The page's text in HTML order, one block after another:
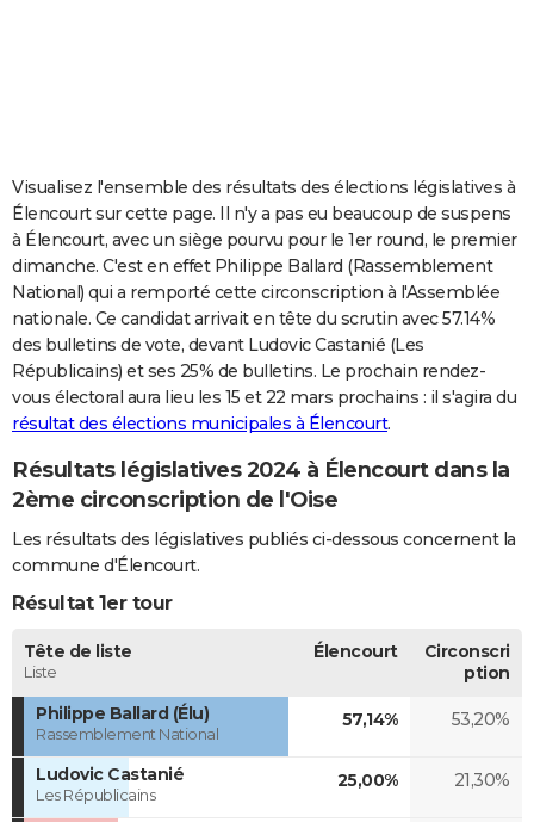
Carte de Noël
Carte Bonne année
Carte Saint-Valentin
Carte Pâques
Carte d'anniversaire
DICTIONNAIRE
Dictionnaire
Biographies
Citations
Expressions
Proverbes
PROGRAMME TV
COPAINS D'AVANT
S'inscrire
Se connecter
Lycées
Collèges
Primaires
Universités
Entreprises
Service militaire
Avis de recherche
AVIS DE DÉCÈS
FORUM
Bricolage
Lifestyle
Culture
Sport
Auto
Television
Voyage
Cinema
Visualisez l'ensemble des résultats des élections législatives à
Élencourt sur cette page. Il n'y a pas eu beaucoup de suspens
à Élencourt, avec un siège pourvu pour le 1er round, le premier
dimanche. C'est en effet Philippe Ballard (Rassemblement
National) qui a remporté cette circonscription à l'Assemblée
nationale. Ce candidat arrivait en tête du scrutin avec 57.14%
des bulletins de vote, devant Ludovic Castanié (Les
Républicains) et ses 25% de bulletins. Le prochain rendez-
vous électoral aura lieu les 15 et 22 mars prochains : il s'agira du
résultat des élections municipales à Élencourt.
Résultats législatives 2024 à Élencourt dans la
2ème circonscription de l'Oise
Les résultats des législatives publiés ci-dessous concernent la
commune d'Élencourt.
Résultat 1er tour
Tête de liste
Liste
Élencourt
Circonscri
ption
Philippe Ballard (Élu)
Rassemblement National
57,14% 53,20%
Ludovic Castanié
Les Républicains
25,00% 21,30%